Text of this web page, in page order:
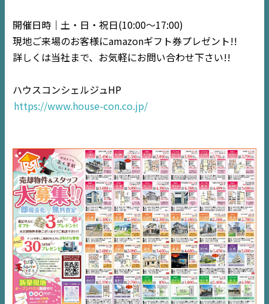
住宅情報誌ミッケル
市原エリア
千葉エリア
デジタルサイネージ
コラム
開催日時｜土・日・祝日(10:00〜17:00)
現地ご来場のお客様にamazonギフト券プレゼント!!
詳しくは当社まで、お気軽にお問い合わせ下さい!!
ハウスコンシェルジュHP
https://www.house-con.co.jp/